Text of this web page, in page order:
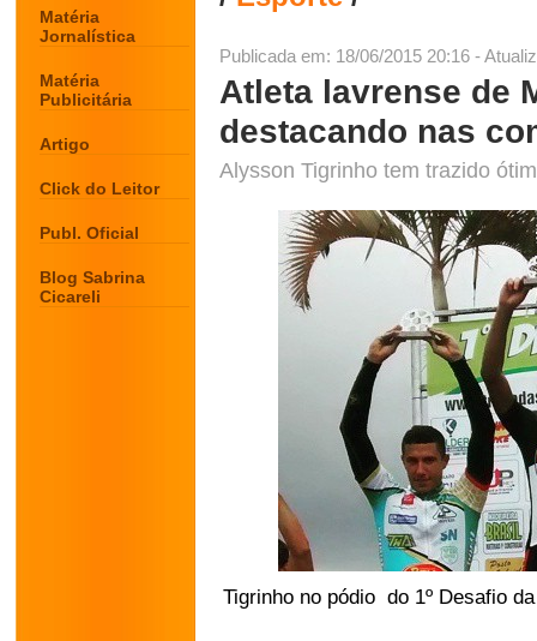
Matéria
Jornalística
Matéria
Publicitária
Artigo
Click do Leitor
Publ. Oficial
Blog Sabrina
Cicareli
Publicada em: 18/06/2015 20:16 -
Atleta lavrense de
destacando nas
Alysson Tigrinho tem trazido
Tigrinho no pódio do 1º Desafio